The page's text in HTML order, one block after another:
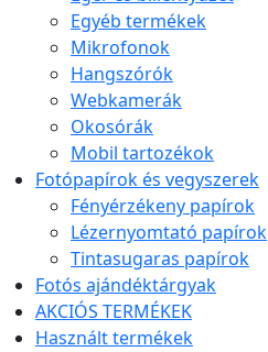
Egyéb termékek
Mikrofonok
Hangszórók
Webkamerák
Okosórák
Mobil tartozékok
Fotópapírok és vegyszerek
Fényérzékeny papírok
Lézernyomtató papírok
Tintasugaras papírok
Fotós ajándéktárgyak
AKCIÓS TERMÉKEK
Használt termékek